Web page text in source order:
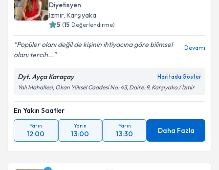
Diyetisyen
İzmir, Karşıyaka
5 (15 Değerlendirme)
Popüler olanı değil de kişinin ihtiyacına göre bilimsel
olanı tercih...
Devamı
Dyt. Ayça Karaçay Haritada Göster
Yalı Mahallesi, Okan Yüksel Caddesi No: 43, Daire: 9, Karşıyaka / İzmir
En Yakın Saatler
Yarın
12:00
Yarın
13:00
Yarın
13:30 Daha Fazla